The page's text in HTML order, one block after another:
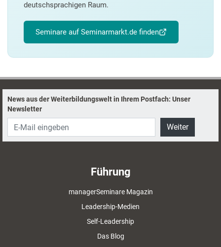
deutschsprachigen Raum.
Seminare auf Seminarmarkt.de finden
News aus der Weiterbildungswelt in Ihrem Postfach: Unser
Newsletter
Weiter
Führung
managerSeminare Magazin
Leadership-Medien
Self-Leadership
Das Blog